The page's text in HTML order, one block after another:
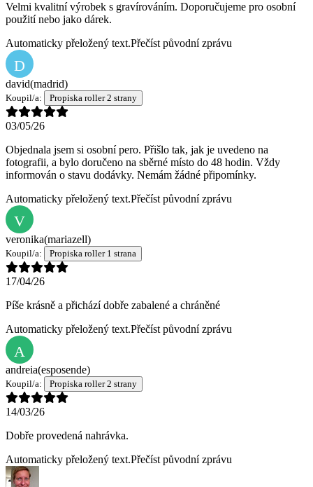
Velmi kvalitní výrobek s gravírováním. Doporučujeme pro osobní
použití nebo jako dárek.
Automaticky přeložený text.Přečíst původní zprávu
D
david(madrid)
Koupil/a: Propiska roller 2 strany
03/05/26
Objednala jsem si osobní pero. Přišlo tak, jak je uvedeno na
fotografii, a bylo doručeno na sběrné místo do 48 hodin. Vždy
informován o stavu dodávky. Nemám žádné připomínky.
Automaticky přeložený text.Přečíst původní zprávu
V
veronika(mariazell)
Koupil/a: Propiska roller 1 strana
17/04/26
Píše krásně a přichází dobře zabalené a chráněné
Automaticky přeložený text.Přečíst původní zprávu
A
andreia(esposende)
Koupil/a: Propiska roller 2 strany
14/03/26
Dobře provedená nahrávka.
Automaticky přeložený text.Přečíst původní zprávu